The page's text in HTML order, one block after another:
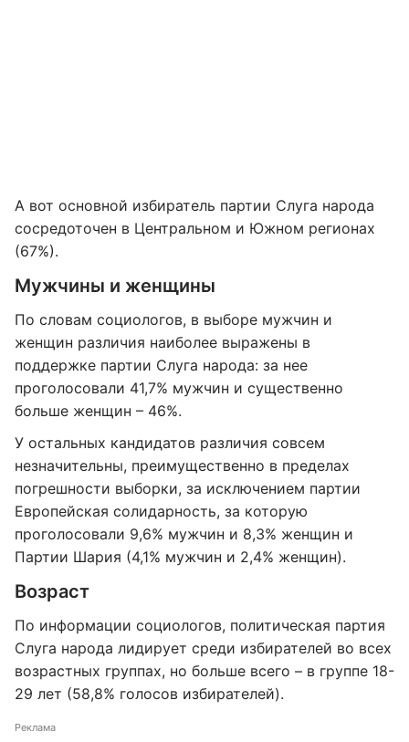
А вот основной избиратель партии Слуга народа
сосредоточен в Центральном и Южном регионах
(67%).
Мужчины и женщины
По словам социологов, в выборе мужчин и
женщин различия наиболее выражены в
поддержке партии Слуга народа: за нее
проголосовали 41,7% мужчин и существенно
больше женщин – 46%.
У остальных кандидатов различия совсем
незначительны, преимущественно в пределах
погрешности выборки, за исключением партии
Европейская солидарность, за которую
проголосовали 9,6% мужчин и 8,3% женщин и
Партии Шария (4,1% мужчин и 2,4% женщин).
Возраст
По информации социологов, политическая партия
Слуга народа лидирует среди избирателей во всех
возрастных группах, но больше всего – в группе 18-
29 лет (58,8% голосов избирателей).
Реклама